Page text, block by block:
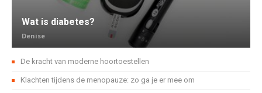
Wat is diabetes?
Denise
De kracht van moderne hoortoestellen
Klachten tijdens de menopauze: zo ga je er mee om